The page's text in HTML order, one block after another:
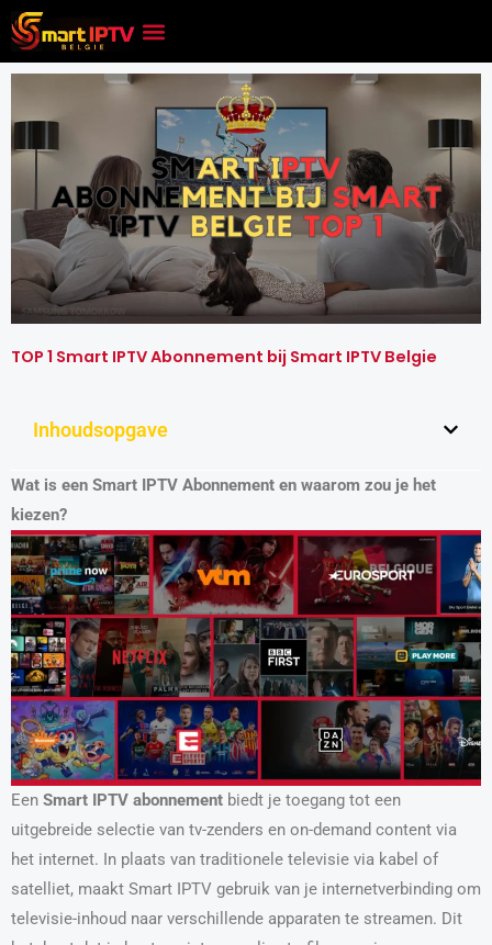
Skip
to
content
TOP 1 Smart IPTV Abonnement bij Smart IPTV Belgie
Inhoudsopgave
Wat is een Smart IPTV Abonnement en waarom zou je het
kiezen?
Een Smart IPTV abonnement biedt je toegang tot een
uitgebreide selectie van tv-zenders en on-demand content via
het internet. In plaats van traditionele televisie via kabel of
satelliet, maakt Smart IPTV gebruik van je internetverbinding om
televisie-inhoud naar verschillende apparaten te streamen. Dit